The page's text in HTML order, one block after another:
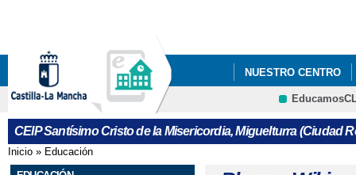
NUESTRO CENTRO
CRFP
CEIP Santísimo Cristo de la Misericordia, Miguelturra (Ciudad
Se encuentra usted aquí
Inicio » Educación